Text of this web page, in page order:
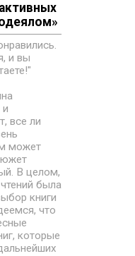
и вы
и
все ли
может
В целом,
была
книги
что
которые